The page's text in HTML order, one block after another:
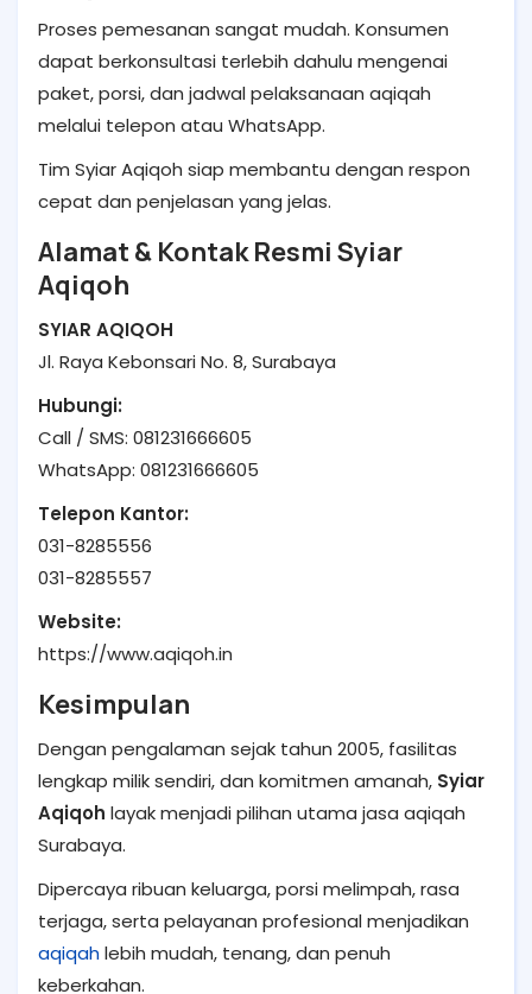
Proses pemesanan sangat mudah. Konsumen
dapat berkonsultasi terlebih dahulu mengenai
paket, porsi, dan jadwal pelaksanaan aqiqah
melalui telepon atau WhatsApp.
Tim Syiar Aqiqoh siap membantu dengan respon
cepat dan penjelasan yang jelas.
Alamat & Kontak Resmi Syiar
Aqiqoh
SYIAR AQIQOH
Jl. Raya Kebonsari No. 8, Surabaya
Hubungi:
Call / SMS: 081231666605
WhatsApp: 081231666605
Telepon Kantor:
031-8285556
031-8285557
Website:
https://www.aqiqoh.in
Kesimpulan
Dengan pengalaman sejak tahun 2005, fasilitas
lengkap milik sendiri, dan komitmen amanah, Syiar
Aqiqoh layak menjadi pilihan utama jasa aqiqah
Surabaya.
Dipercaya ribuan keluarga, porsi melimpah, rasa
terjaga, serta pelayanan profesional menjadikan
aqiqahlebih mudah, tenang, dan penuh
keberkahan.